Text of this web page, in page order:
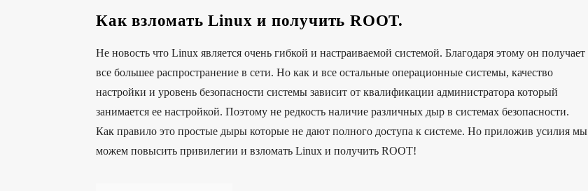
Как взломать Linux и получить ROOT.
Не новость что Linux является очень гибкой и настраиваемой системой. Благодаря этому он получает
все большее распространение в сети. Но как и все остальные операционные системы, качество
настройки и уровень безопасности системы зависит от квалификации администратора который
занимается ее настройкой. Поэтому не редкость наличие различных дыр в системах безопасности.
Как правило это простые дыры которые не дают полного доступа к системе. Но приложив усилия мы
можем повысить привилегии и взломать Linux и получить ROOT!